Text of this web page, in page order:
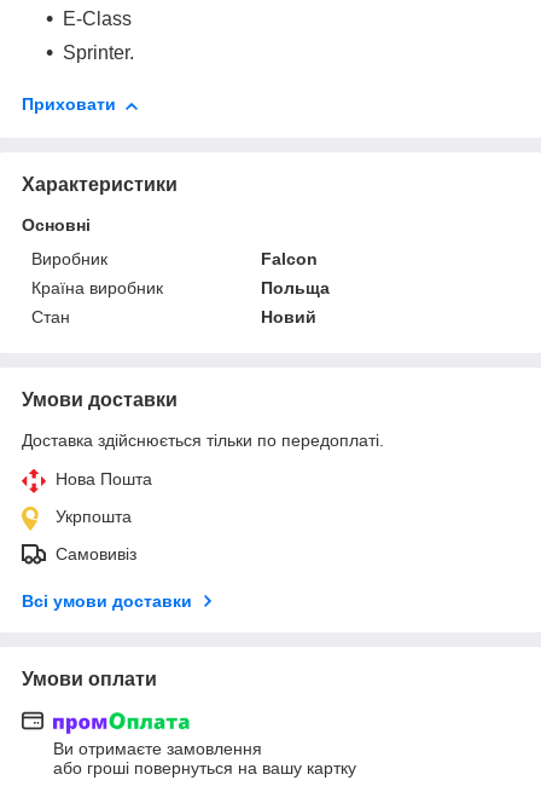
E-Class
Sprinter.
Приховати
Характеристики
Основні
Виробник
Falcon
Країна виробник
Польща
Стан
Новий
Умови доставки
Доставка здійснюється тільки по передоплаті.
Нова Пошта
Укрпошта
Самовивіз
Всі умови доставки
Умови оплати
Ви отримаєте замовлення
або гроші повернуться на вашу картку